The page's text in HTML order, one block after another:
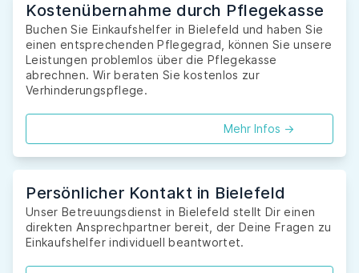
Kostenübernahme durch Pflegekasse
Buchen Sie Einkaufshelfer in Bielefeld und haben Sie
einen entsprechenden Pflegegrad, können Sie unsere
Leistungen problemlos über die Pflegekasse
abrechnen. Wir beraten Sie kostenlos zur
Verhinderungspflege.
Mehr Infos ->
Persönlicher Kontakt in Bielefeld
Unser Betreuungsdienst in Bielefeld stellt Dir einen
direkten Ansprechpartner bereit, der Deine Fragen zu
Einkaufshelfer individuell beantwortet.